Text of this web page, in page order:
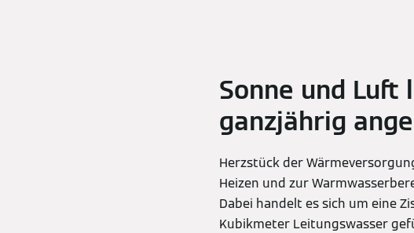
Sonne und
ganzjährig
Herzstück der
Heizen und zur
Dabei handelt es sich um eine
Kubikmeter Leitungswasser